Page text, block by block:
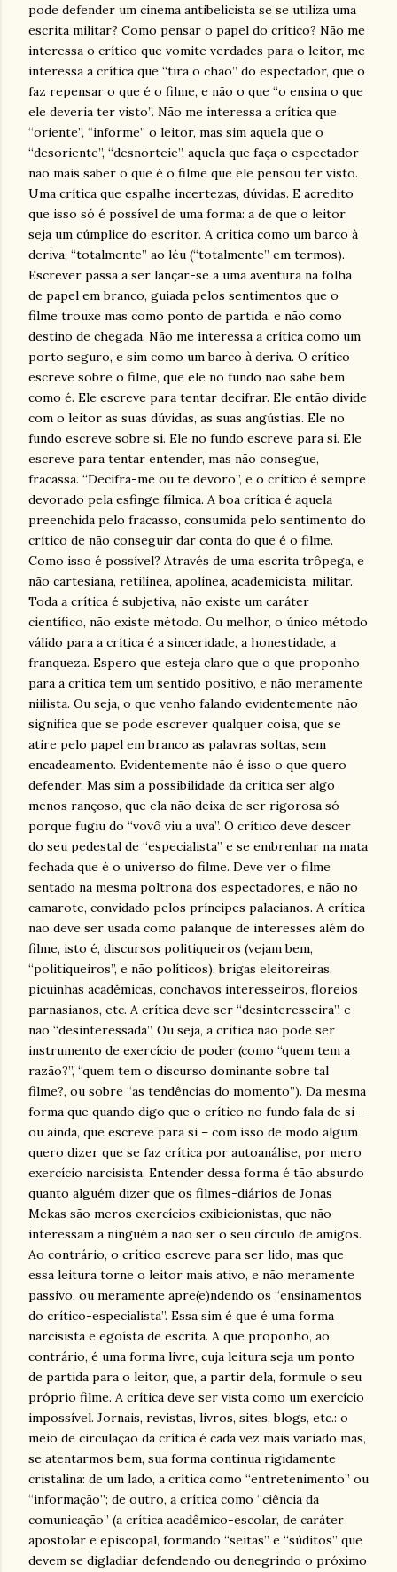
pode defender um cinema antibelicista se se utiliza uma
escrita militar? Como pensar o papel do crítico? Não me
interessa o crítico que vomite verdades para o leitor, me
interessa a crítica que “tira o chão” do espectador, que o
faz repensar o que é o filme, e não o que “o ensina o que
ele deveria ter visto”. Não me interessa a crítica que
“oriente”, “informe” o leitor, mas sim aquela que o
“desoriente”, “desnorteie”, aquela que faça o espectador
não mais saber o que é o filme que ele pensou ter visto.
Uma crítica que espalhe incertezas, dúvidas. E acredito
que isso só é possível de uma forma: a de que o leitor
seja um cúmplice do escritor. A crítica como um barco à
deriva, “totalmente” ao léu (“totalmente” em termos).
Escrever passa a ser lançar-se a uma aventura na folha
de papel em branco, guiada pelos sentimentos que o
filme trouxe mas como ponto de partida, e não como
destino de chegada. Não me interessa a crítica como um
porto seguro, e sim como um barco à deriva. O crítico
escreve sobre o filme, que ele no fundo não sabe bem
como é. Ele escreve para tentar decifrar. Ele então divide
com o leitor as suas dúvidas, as suas angústias. Ele no
fundo escreve sobre si. Ele no fundo escreve para si. Ele
escreve para tentar entender, mas não consegue,
fracassa. “Decifra-me ou te devoro”, e o crítico é sempre
devorado pela esfinge fílmica. A boa crítica é aquela
preenchida pelo fracasso, consumida pelo sentimento do
crítico de não conseguir dar conta do que é o filme.
Como isso é possível? Através de uma escrita trôpega, e
não cartesiana, retilínea, apolínea, academicista, militar.
Toda a crítica é subjetiva, não existe um caráter
científico, não existe método. Ou melhor, o único método
válido para a crítica é a sinceridade, a honestidade, a
franqueza. Espero que esteja claro que o que proponho
para a crítica tem um sentido positivo, e não meramente
niilista. Ou seja, o que venho falando evidentemente não
significa que se pode escrever qualquer coisa, que se
atire pelo papel em branco as palavras soltas, sem
encadeamento. Evidentemente não é isso o que quero
defender. Mas sim a possibilidade da crítica ser algo
menos rançoso, que ela não deixa de ser rigorosa só
porque fugiu do “vovô viu a uva”. O crítico deve descer
do seu pedestal de “especialista” e se embrenhar na mata
fechada que é o universo do filme. Deve ver o filme
sentado na mesma poltrona dos espectadores, e não no
camarote, convidado pelos príncipes palacianos. A crítica
não deve ser usada como palanque de interesses além do
filme, isto é, discursos politiqueiros (vejam bem,
“politiqueiros”, e não políticos), brigas eleitoreiras,
picuinhas acadêmicas, conchavos interesseiros, floreios
parnasianos, etc. A crítica deve ser “desinteresseira”, e
não “desinteressada”. Ou seja, a crítica não pode ser
instrumento de exercício de poder (como “quem tem a
razão?”, “quem tem o discurso dominante sobre tal
filme?, ou sobre “as tendências do momento”). Da mesma
forma que quando digo que o crítico no fundo fala de si –
ou ainda, que escreve para si – com isso de modo algum
quero dizer que se faz crítica por autoanálise, por mero
exercício narcisista. Entender dessa forma é tão absurdo
quanto alguém dizer que os filmes-diários de Jonas
Mekas são meros exercícios exibicionistas, que não
interessam a ninguém a não ser o seu círculo de amigos.
Ao contrário, o crítico escreve para ser lido, mas que
essa leitura torne o leitor mais ativo, e não meramente
passivo, ou meramente apre(e)ndendo os “ensinamentos
do crítico-especialista”. Essa sim é que é uma forma
narcisista e egoísta de escrita. A que proponho, ao
contrário, é uma forma livre, cuja leitura seja um ponto
de partida para o leitor, que, a partir dela, formule o seu
próprio filme. A crítica deve ser vista como um exercício
impossível. Jornais, revistas, livros, sites, blogs, etc.: o
meio de circulação da crítica é cada vez mais variado mas,
se atentarmos bem, sua forma continua rigidamente
cristalina: de um lado, a crítica como “entretenimento” ou
“informação”; de outro, a crítica como “ciência da
comunicação” (a crítica acadêmico-escolar, de caráter
apostolar e episcopal, formando “seitas” e “súditos” que
devem se digladiar defendendo ou denegrindo o próximo